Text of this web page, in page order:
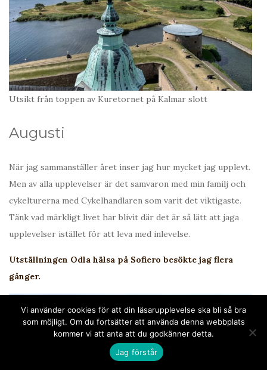
Utsikt från toppen av Kuretornet på Kalmar slott
Augusti
När jag sammanställer året inser jag hur mycket jag upplevt.
Men av alla upplevelser är det samvaron med min familj och
cykelturerna med Cykelhandlaren som varit det viktigaste.
Tänk vad märkligt livet har blivit där det är så lätt att jaga
upplevelser istället för att leva med inlevelse.
Utställningen Odla hälsa på Sofiero besökte jag flera
gånger.
Vi använder cookies för att din läsarupplevelse ska bli så bra
som möjligt. Om du fortsätter att använda denna webbplats
kommer vi att anta att du godkänner detta.
Jag förstår